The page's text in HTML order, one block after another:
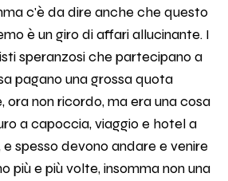
c'è da dire anche che questo
è un giro di affari allucinante. I
speranzosi che partecipano a
pagano una grossa quota
ora non ricordo, ma era una cosa
a capoccia, viaggio e hotel a
e spesso devono andare e venire
più e più volte, insomma non una